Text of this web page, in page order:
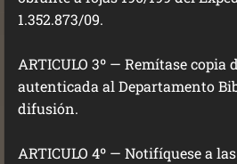
1.352.873/09.
ARTICULO 3º — Remítase copia
autenticada al Departamento
difusión.
ARTICULO 4º — Notifíquese a